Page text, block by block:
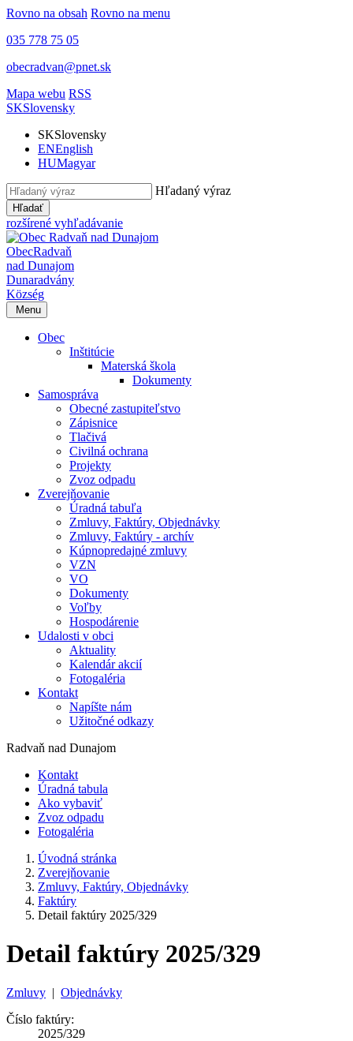
Rovno na obsah Rovno na menu
035 778 75 05
obecradvan@pnet.sk
Mapa webu RSS
SKSlovensky
SKSlovensky
ENEnglish
HUMagyar
Hľadaný výraz
Hľadať
rozšírené vyhľadávanie
ObecRadvaň
nad Dunajom
Dunaradvány
Község
Menu
Obec
Inštitúcie
Materská škola
Dokumenty
Samospráva
Obecné zastupiteľstvo
Zápisnice
Tlačivá
Civilná ochrana
Projekty
Zvoz odpadu
Zverejňovanie
Úradná tabuľa
Zmluvy, Faktúry, Objednávky
Zmluvy, Faktúry - archív
Kúpnopredajné zmluvy
VZN
VO
Dokumenty
Voľby
Hospodárenie
Udalosti v obci
Aktuality
Kalendár akcií
Fotogaléria
Kontakt
Napíšte nám
Užitočné odkazy
Radvaň nad Dunajom
Kontakt
Úradná tabula
Ako vybaviť
Zvoz odpadu
Fotogaléria
Úvodná stránka
Zverejňovanie
Zmluvy, Faktúry, Objednávky
Faktúry
Detail faktúry 2025/329
Detail faktúry 2025/329
Zmluvy | Objednávky
Číslo faktúry:
2025/329